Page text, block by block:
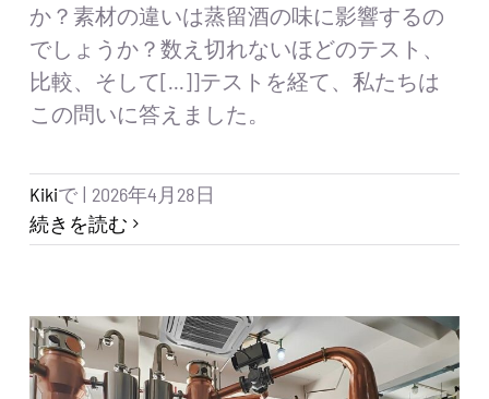
か？素材の違いは蒸留酒の味に影響するの
でしょうか？数え切れないほどのテスト、
比較、そして[...]]テストを経て、私たちは
この問いに答えました。
Kikiで | 2026年4月28日
続きを読む